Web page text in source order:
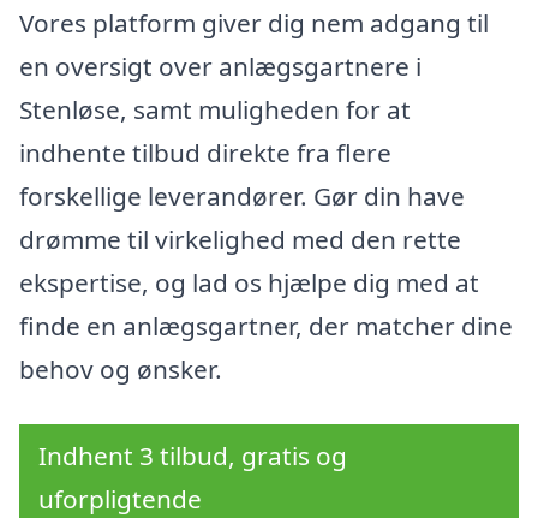
Vores platform giver dig nem adgang til
en oversigt over anlægsgartnere i
Stenløse, samt muligheden for at
indhente tilbud direkte fra flere
forskellige leverandører. Gør din have
drømme til virkelighed med den rette
ekspertise, og lad os hjælpe dig med at
finde en anlægsgartner, der matcher dine
behov og ønsker.
Indhent 3 tilbud, gratis og
uforpligtende